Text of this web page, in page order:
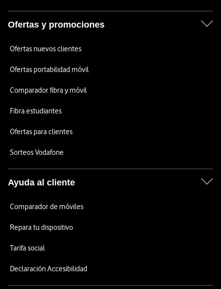
Ofertas y promociones
Ofertas nuevos clientes
Ofertas portabilidad móvil
Comparador fibra y móvil
Fibra estudiantes
Ofertas para clientes
Sorteos Vodafone
Ayuda al cliente
Comparador de móviles
Repara tu dispositivo
Tarifa social
Declaración Accesibilidad